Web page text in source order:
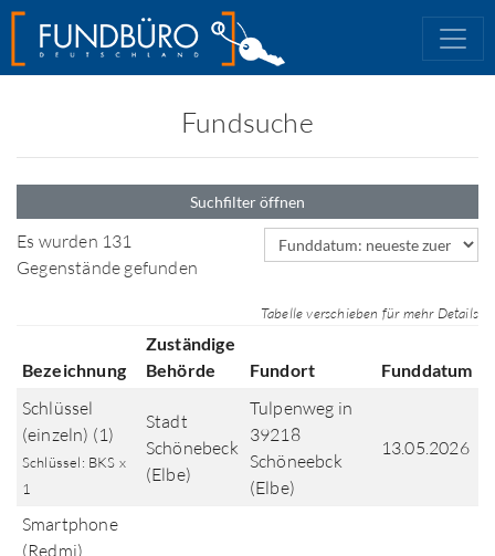
Fundsuche
Suchfilter öffnen
Es wurden 131
Gegenstände gefunden
Sortierfeld
Tabelle verschieben für mehr Details
Bezeichnung
Zuständige
Behörde
Fundort Funddatum
Schlüssel
(einzeln) (1)
Schlüssel: BKS x
1
Stadt
Schönebeck
(Elbe)
Tulpenweg in
39218
Schöneebck
(Elbe)
13.05.2026
Smartphone
(Redmi)